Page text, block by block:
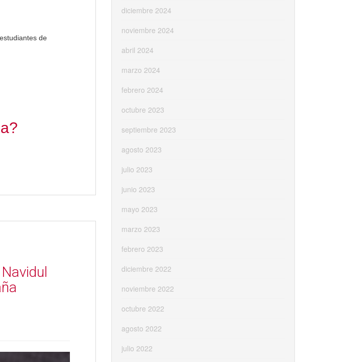
de
diciembre 2024
noviembre 2024
abril 2024
marzo 2024
febrero 2024
octubre 2023
septiembre 2023
agosto 2023
julio 2023
junio 2023
mayo 2023
marzo 2023
febrero 2023
diciembre 2022
noviembre 2022
octubre 2022
agosto 2022
julio 2022